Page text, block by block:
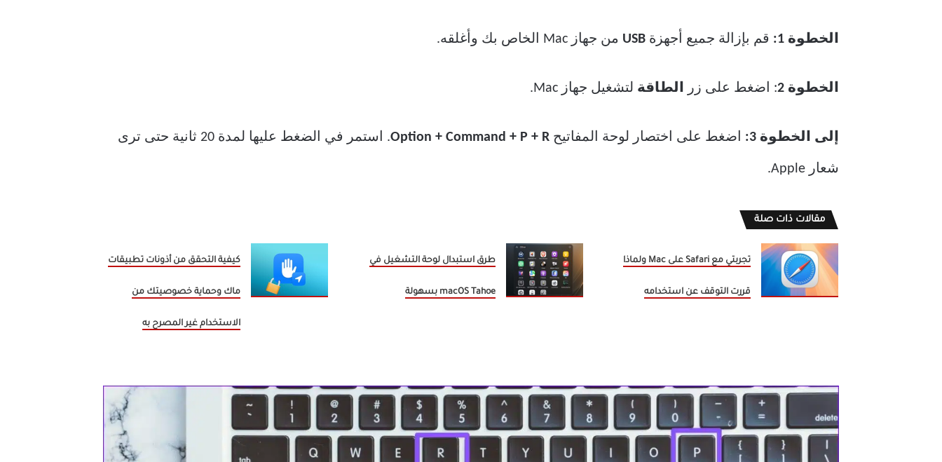
الخطوة 1: قم بإزالة جميع أجهزة USB من جهاز Mac الخاص بك وأغلقه.
الخطوة 2 : اضغط على زر الطاقة لتشغيل جهاز Mac.
إلى الخطوة 3: اضغط على اختصار لوحة المفاتيح . استمر في الضغط عليها لمدة 20 ثانية حتى ترى
شعار Apple.
مقالات ذات صلة
تجربتي مع Safari على Mac ولماذا
قررت التوقف عن استخدامه
طرق استبدال لوحة التشغيل في
macOS Tahoe بسهولة
كيفية التحقق من أذونات تطبيقات
ماك وحماية خصوصيتك من
الاستخدام غير المصرح به